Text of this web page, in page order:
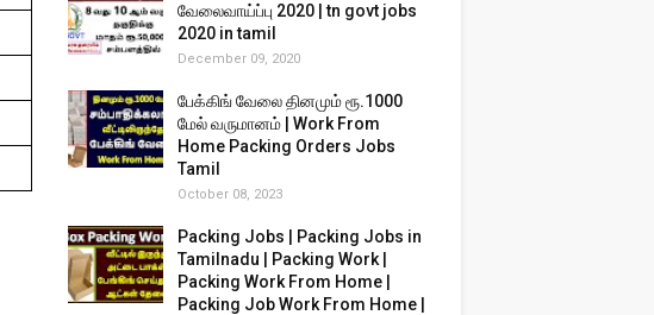
வேலைவாய்ப்பு 2020 | tn govt jobs
2020 in tamil
December 09, 2020
பேக்கிங் வேலை தினமும் ரூ.1000
மேல் வருமானம் | Work From
Home Packing Orders Jobs
Tamil
October 08, 2023
Packing Jobs | Packing Jobs in
Tamilnadu | Packing Work |
Packing Work From Home |
Packing Job Work From Home |